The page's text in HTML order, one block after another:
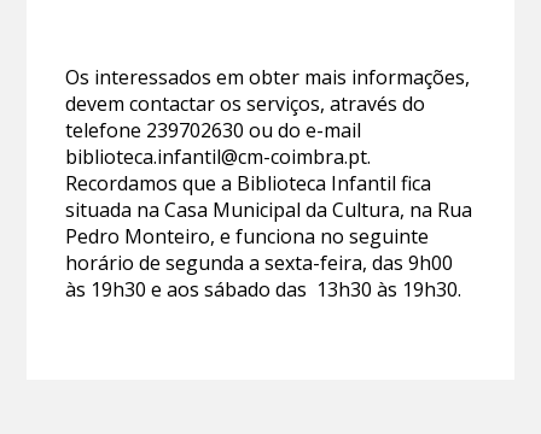
Os interessados em obter mais informações,
devem contactar os serviços, através do
telefone 239702630 ou do e-mail
biblioteca.infantil@cm-coimbra.pt.
Recordamos que a Biblioteca Infantil fica
situada na Casa Municipal da Cultura, na Rua
Pedro Monteiro, e funciona no seguinte
horário de segunda a sexta-feira, das 9h00
às 19h30 e aos sábado das 13h30 às 19h30.